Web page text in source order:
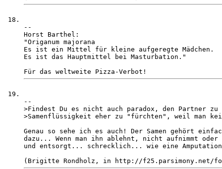
--
Horst Barthel:
"Origanum majorana
Es ist ein Mittel für kleine aufgeregte Mädchen.
Es ist das Hauptmittel bei Masturbation."
--
>Findest Du es nicht auch paradox, den Partner
>Samenflüssigkeit eher zu "fürchten", weil man
Genau so sehe ich es auch! Der Samen gehört
dazu... Wenn man ihn ablehnt, nicht aufnimmt
und entsorgt... schrecklich... wie eine